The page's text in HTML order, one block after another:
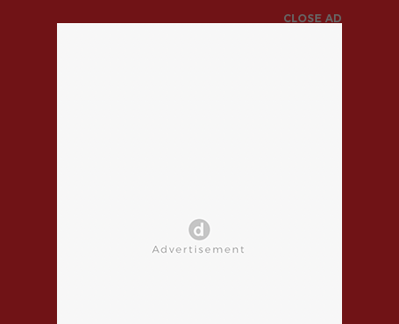
CLOSE AD